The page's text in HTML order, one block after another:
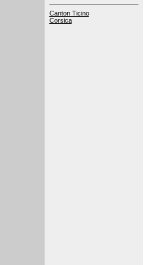
Canton Ticino
Corsica